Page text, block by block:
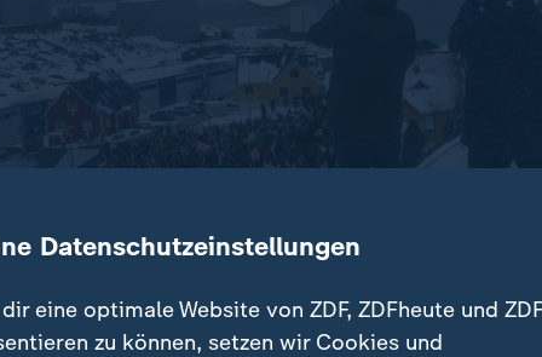
protestieren Tausende Menschen gegen Trumps
Datenschutzeinstellungen
eine optimale Website von ZDF, ZDFheute und
zu können, setzen wir Cookies und